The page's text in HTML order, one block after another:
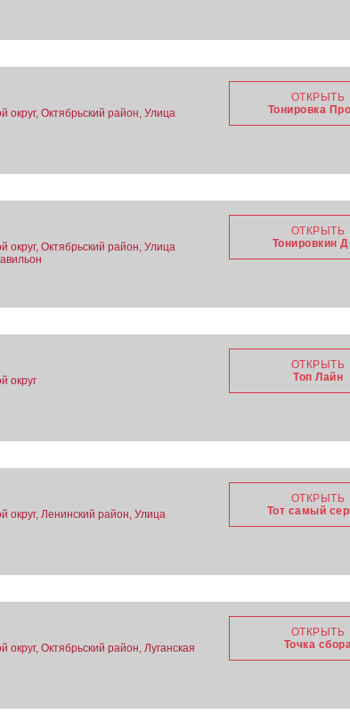
округ, Октябрьский район, Улица
ОТКРЫТЬ
Тонировка
округ, Октябрьский район, Улица
ОТКРЫТЬ
Тонировкин
округ
ОТКРЫТЬ
Топ Лайн
округ, Ленинский район, Улица
ОТКРЫТЬ
Тот самый
округ, Октябрьский район, Луганская
ОТКРЫТЬ
Точка